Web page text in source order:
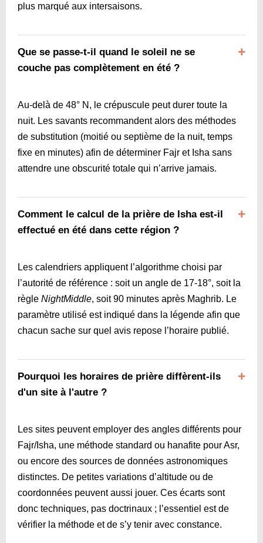
plus marqué aux intersaisons.
Que se passe-t-il quand le soleil ne se
couche pas complètement en été ?
Au-delà de 48° N, le crépuscule peut durer toute la
nuit. Les savants recommandent alors des méthodes
de substitution (moitié ou septième de la nuit, temps
fixe en minutes) afin de déterminer Fajr et Isha sans
attendre une obscurité totale qui n’arrive jamais.
Comment le calcul de la prière de Isha est-il
effectué en été dans cette région ?
Les calendriers appliquent l’algorithme choisi par
l’autorité de référence : soit un angle de 17-18°, soit la
règle NightMiddle, soit 90 minutes après Maghrib. Le
paramètre utilisé est indiqué dans la légende afin que
chacun sache sur quel avis repose l’horaire publié.
Pourquoi les horaires de prière diffèrent-ils
d'un site à l'autre ?
Les sites peuvent employer des angles différents pour
Fajr/Isha, une méthode standard ou hanafite pour Asr,
ou encore des sources de données astronomiques
distinctes. De petites variations d’altitude ou de
coordonnées peuvent aussi jouer. Ces écarts sont
donc techniques, pas doctrinaux ; l’essentiel est de
vérifier la méthode et de s’y tenir avec constance.